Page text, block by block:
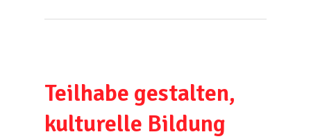
Teilhabe gestalten,
kulturelle Bildung